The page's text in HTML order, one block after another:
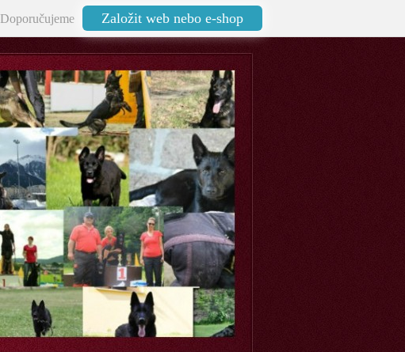
Doporučujeme Založit web nebo e-shop